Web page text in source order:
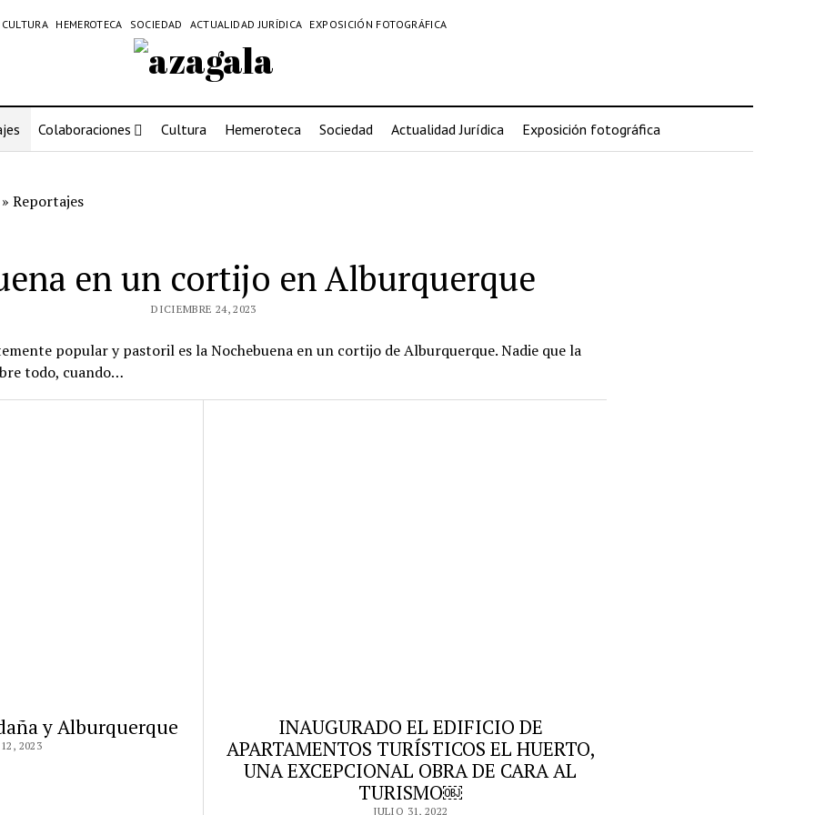
CULTURA HEMEROTECA SOCIEDAD ACTUALIDAD JURÍDICA EXPOSICIÓN FOTOGRÁFICA
Colaboraciones Cultura Hemeroteca Sociedad Actualidad Jurídica Exposición fotográfica
Reportajes
en un cortijo en Alburquerque
DICIEMBRE 24, 2023
popular y pastoril es la Nochebuena en un cortijo de Alburquerque. Nadie que la
todo, cuando…
y Alburquerque
2023
INAUGURADO EL EDIFICIO DE
APARTAMENTOS TURÍSTICOS EL HUERTO,
UNA EXCEPCIONAL OBRA DE CARA AL
TURISMO￼
JULIO 31, 2022